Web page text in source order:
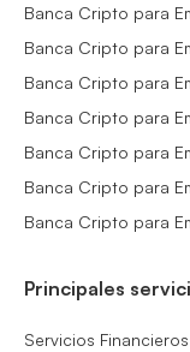
Banca Cripto para
Banca Cripto para
Banca Cripto para
Banca Cripto para
Banca Cripto para
Banca Cripto para
Banca Cripto para
Principales
Servicios